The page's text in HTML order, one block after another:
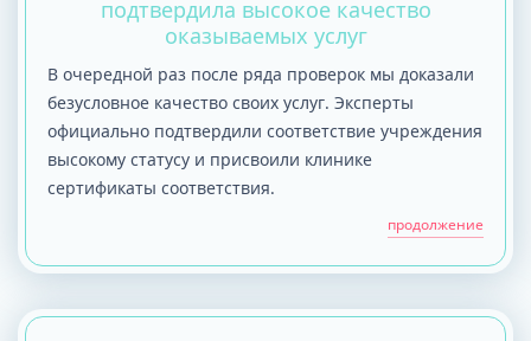
подтвердила высокое качество
оказываемых услуг
В очередной раз после ряда проверок мы доказали
безусловное качество своих услуг. Эксперты
официально подтвердили соответствие учреждения
высокому статусу и присвоили клинике
сертификаты соответствия.
продолжение